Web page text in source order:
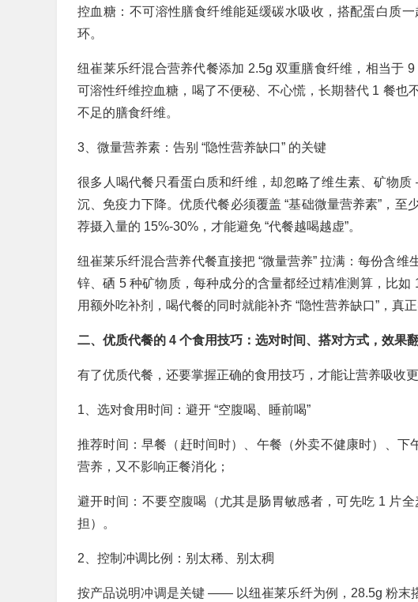
控血糖：不可溶性膳食纤维能延缓碳水吸收，搭配蛋白质
环。
纽崔莱乐纤混合营养代餐添加 2.5g 双重膳食纤维，相当于
可溶性纤维控血糖，喝了不便秘、不心慌，长期替代 1 餐也
不足的膳食纤维。
3、微量营养素：告别 “隐性营养缺口” 的关键
很多人喝代餐只看蛋白质和纤维，却忽略了维生素、矿物
沉、免疫力下降。优质代餐必须覆盖 “基础微量营养素”，
荐摄入量的 15%-30%，才能避免 “代餐越喝越虚”。
纽崔莱乐纤混合营养代餐直接把 “微量营养” 拉满：每份含维
锌、硒 5 种矿物质，每种成分的含量都经过精准测算，比
用额外吃补剂，喝代餐的同时就能补齐 “隐性营养缺口”，真正
二、优质代餐的 4 个食用技巧：选对时间、搭对方式，效果
有了优质代餐，还要掌握正确的食用技巧，才能让营养吸收
1、选对食用时间：避开 “空腹喝、睡前喝”
推荐时间：早餐（赶时间时）、午餐（外卖不健康时）、
营养，又不影响正餐消化；
避开时间：不要空腹喝（尤其是肠胃敏感者，可先吃 1 片
担）。
2、控制冲调比例：别太稀、别太稠
按产品说明冲调是关键 —— 以纽崔莱乐纤为例，28.5g 粉末